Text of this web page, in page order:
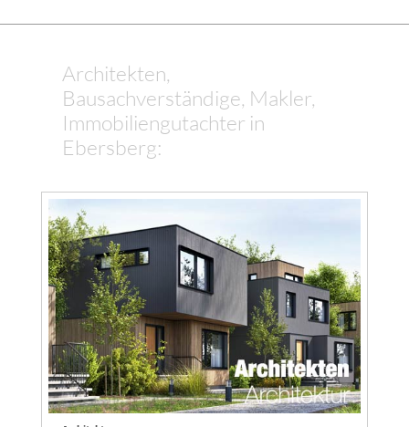
Architekten,
Bausachverständige, Makler,
Immobiliengutachter in
Ebersberg: